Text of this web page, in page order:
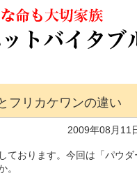
フリカケワンの違い
2009年08月11
ております。今回は「パウ
。